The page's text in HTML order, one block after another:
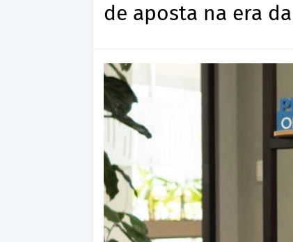
de aposta na era